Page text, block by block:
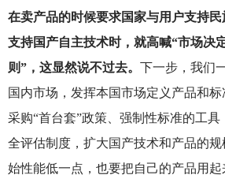
在卖产品的时候要求国家与用户支持
支持国产自主技术时，就高喊“市场决
则”，这显然说不过去。 下一步，我们
国内市场，发挥本国市场定义产品和
采购“首台套”政策、强制性标准的工
全评估制度，扩大国产技术和产品的
始性能低一点，也要把自己的产品用